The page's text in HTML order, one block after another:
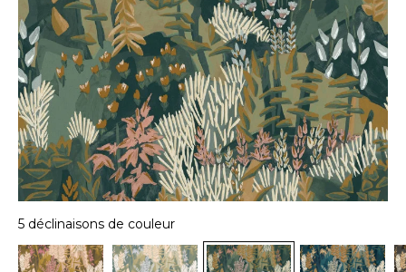
5 déclinaisons de couleur